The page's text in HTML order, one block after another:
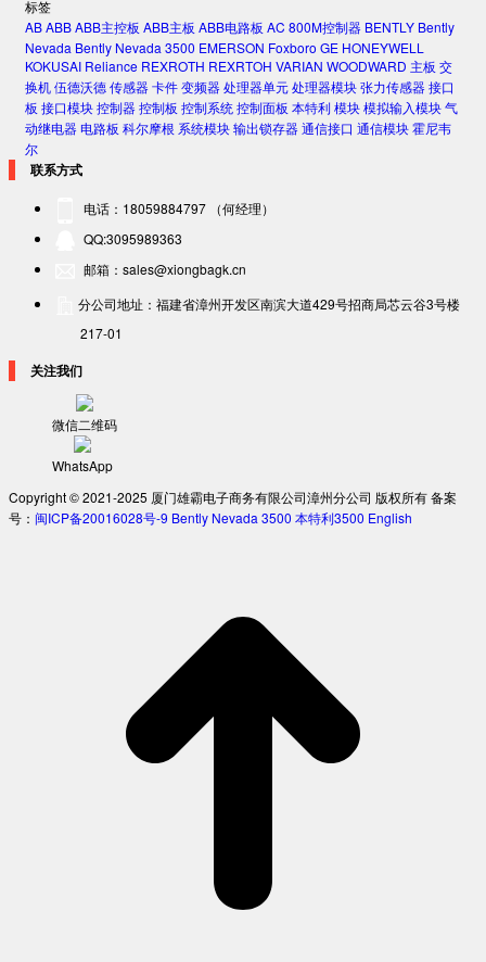
标签
ABABBABB主控板 ABB主板 ABB电路板 AC 800M控制器 BENTLY Bently
Nevada Bently Nevada 3500 EMERSON Foxboro GE HONEYWELL
KOKUSAI Reliance REXROTH REXRTOH VARIAN WOODWARD 主板 交
换机伍德沃德传感器卡件变频器处理器单元处理器模块张力传感器接口
板 接口模块控制器控制板 控制系统控制面板 本特利模块模拟输入模块气
动继电器电路板 科尔摩根 系统模块输出锁存器通信接口 通信模块霍尼韦
尔
联系方式
电话：18059884797 （何经理）
QQ:3095989363
邮箱：sales@xiongbagk.cn
分公司地址：福建省漳州开发区南滨大道429号招商局芯云谷3号楼
217-01
关注我们
微信二维码
WhatsApp
Copyright © 2021-2025 厦门雄霸电子商务有限公司漳州分公司 版权所有 备案
号： 闽ICP备20016028号-9 Bently Nevada 3500 本特利3500 English